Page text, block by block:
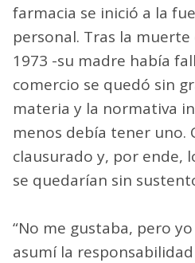
farmacia se inició a la
personal. Tras la
1973 -su madre había
comercio se quedó sin
materia y la normativa
menos debía tener uno.
clausurado y, por ende,
se quedarían sin
“No me gustaba, pero
asumí la